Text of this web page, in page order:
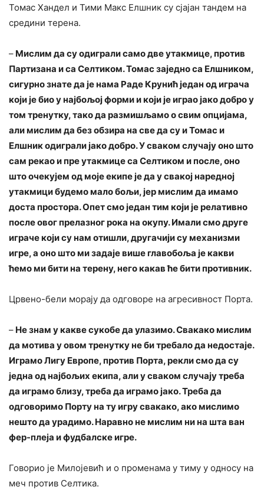
Томас Хандел и Тими Макс Елшник су сјајан тандем на
средини терена.
– Мислим да су одиграли само две утакмице, против
Партизана и са Селтиком. Томас заједно са Елшником,
сигурно знате да је нама Раде Крунић један од играча
који је био у најбољој форми и који је играо јако добро у
том тренутку, тако да размишљамо о свим опцијама,
али мислим да без обзира на све да су и Томас и
Елшник одиграли јако добро. У сваком случају оно што
сам рекао и пре утакмице са Селтиком и после, оно
што очекујем од моје екипе је да у свакој наредној
утакмици будемо мало бољи, јер мислим да имамо
доста простора. Опет смо један тим који је релативно
после овог прелазног рока на окупу. Имали смо друге
играче који су нам отишли, другачији су механизми
игре, а оно што ми задаје више главобоља је какви
ћемо ми бити на терену, него какав ће бити противник.
Црвено-бели морају да одговоре на агресивност Порта.
– Не знам у какве сукобе да улазимо. Свакако мислим
да мотива у овом тренутку не би требало да недостаје.
Играмо Лигу Европе, против Порта, рекли смо да су
једна од најбољих екипа, али у сваком случају треба
да играмо близу, треба да играмо јако. Треба да
одговоримо Порту на ту игру свакако, ако мислимо
нешто да урадимо. Наравно не мислим ни на шта ван
фер-плеја и фудбалске игре.
Говорио је Милојевић и о променама у тиму у односу на
меч против Селтика.